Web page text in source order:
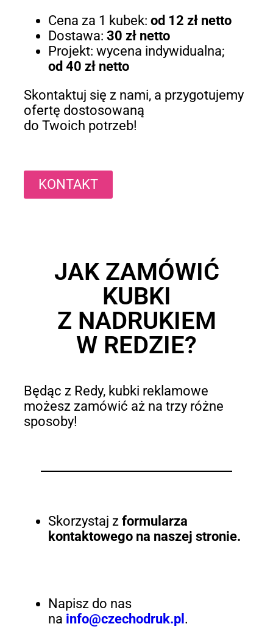
Cena za 1 kubek: od 12 zł netto
Dostawa: 30 zł netto
Projekt: wycena indywidualna;
od 40 zł netto
Skontaktuj się z nami, a przygotujemy
ofertę dostosowaną
do Twoich potrzeb!
KONTAKT
JAK ZAMÓWIĆ
KUBKI
Z NADRUKIEM
W REDZIE?
Będąc z Redy, kubki reklamowe
możesz zamówić aż na trzy różne
sposoby!
Skorzystaj z formularza
kontaktowego na naszej stronie.
Napisz do nas
na info@czechodruk.pl .